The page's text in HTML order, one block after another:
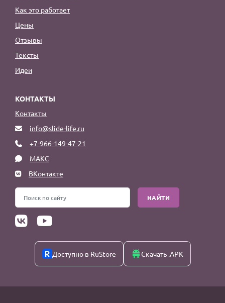
Как это работает
Цены
Отзывы
Тексты
Идеи
КОНТАКТЫ
Контакты
info@slide-life.ru
+7-966-149-47-21
МАКС
ВКонтакте
НАЙТИ
Доступно в RuStore Скачать .APK